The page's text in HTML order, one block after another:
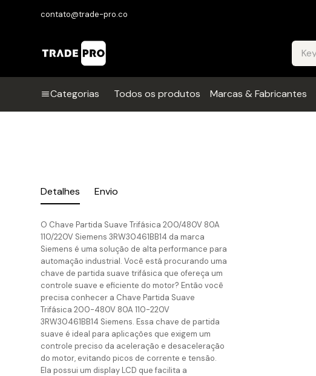
contato@trade-pro.co
Categorias Todos os produtos Marcas & Fabricantes
Detalhes Envio
O Chave Partida Suave Trifásica 200/480V 80A
110/220V Siemens 3RW30461BB14 da marca
Siemens é uma solução de alta performance para
automação industrial. Você está procurando uma
chave de partida suave trifásica que ofereça um
controle suave e eficiente do motor? Então você
precisa conhecer a Chave Partida Suave
Trifásica 200-480V 80A 110-220V
3RW30461BB14 Siemens. Essa chave de partida
suave é ideal para aplicações que exigem um
controle preciso da aceleração e desaceleração
do motor, evitando picos de corrente e tensão.
Ela possui um display LCD que facilita a